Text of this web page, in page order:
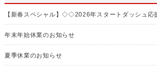
【新春スペシャル】◇◇2026年スタートダッシュ
年末年始休業のお知らせ
夏季休業のお知らせ